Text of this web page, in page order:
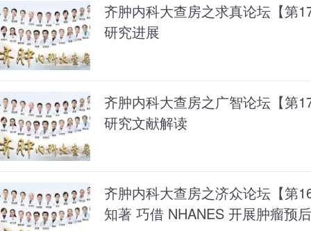
齐肿内科大查房之求真论坛【第
研究进展
齐肿内科大查房之广智论坛【第
研究文献解读
齐肿内科大查房之济众论坛【第
知著 巧借 NHANES 开展肿瘤预